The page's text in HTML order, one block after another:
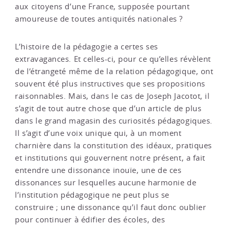
aux citoyens d’une France, supposée pourtant
amoureuse de toutes antiquités nationales ?
L’histoire de la pédagogie a certes ses
extravagances. Et celles-ci, pour ce qu’elles révèlent
de l’étrangeté même de la relation pédagogique, ont
souvent été plus instructives que ses propositions
raisonnables. Mais, dans le cas de Joseph Jacotot, il
s’agit de tout autre chose que d’un article de plus
dans le grand magasin des curiosités pédagogiques.
Il s’agit d’une voix unique qui, à un moment
charnière dans la constitution des idéaux, pratiques
et institutions qui gouvernent notre présent, a fait
entendre une dissonance inouïe, une de ces
dissonances sur lesquelles aucune harmonie de
l’institution pédagogique ne peut plus se
construire ; une dissonance qu’il faut donc oublier
pour continuer à édifier des écoles, des